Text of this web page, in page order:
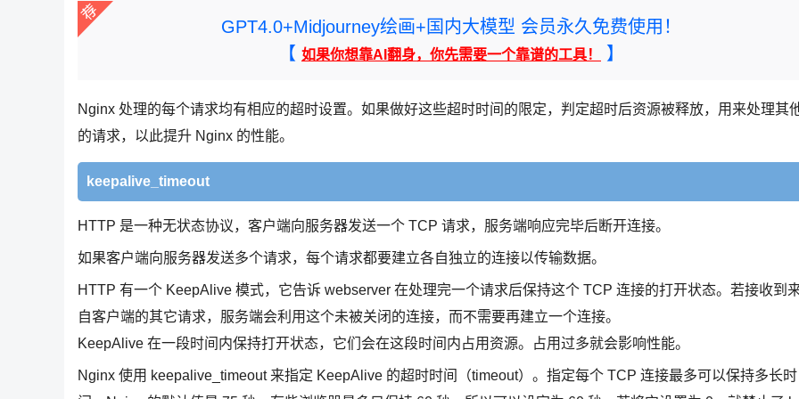
GPT4.0+Midjourney绘画+国内大模型 会员永久免费使用！
【 如果你想靠AI翻身，你先需要一个靠谱的工具！ 】
Nginx 处理的每个请求均有相应的超时设置。如果做好这些超时时间的限定，判定超时后资源被释放，用来处理其
的请求，以此提升 Nginx 的性能。
keepalive_timeout
HTTP 是一种无状态协议，客户端向服务器发送一个 TCP 请求，服务端响应完毕后断开连接。
如果客户端向服务器发送多个请求，每个请求都要建立各自独立的连接以传输数据。
HTTP 有一个 KeepAlive 模式，它告诉 webserver 在处理完一个请求后保持这个 TCP 连接的打开状态。若接收到
自客户端的其它请求，服务端会利用这个未被关闭的连接，而不需要再建立一个连接。
KeepAlive 在一段时间内保持打开状态，它们会在这段时间内占用资源。占用过多就会影响性能。
Nginx 使用 keepalive_timeout 来指定 KeepAlive 的超时时间（timeout）。指定每个 TCP 连接最多可以保持多长时